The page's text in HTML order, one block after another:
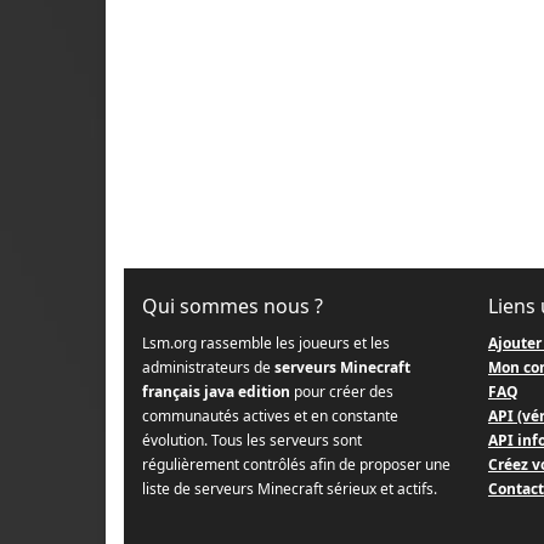
Qui sommes nous ?
Lsm.org rassemble les joueurs et les
administrateurs deserveurs Minecraft
français java edition pour créer des
communautés actives et en constante
évolution. Tous les serveurs sont
régulièrement contrôlés afin de proposer une
liste de serveurs Minecraft sérieux et actifs.
Liens
Mon
FAQ
API
API
Créez
Contact